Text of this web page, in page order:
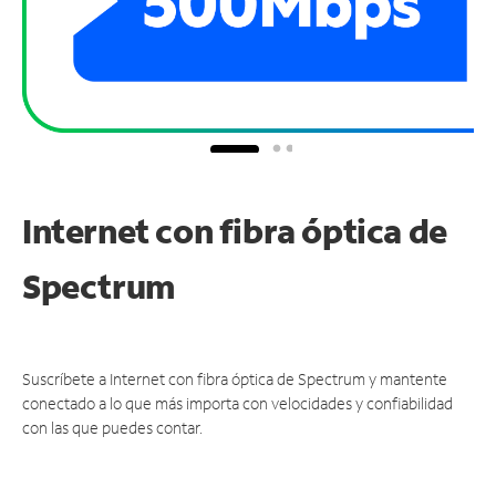
Internet con fibra óptica de
Spectrum
Suscríbete a Internet con fibra óptica de Spectrum y mantente
conectado a lo que más importa con velocidades y confiabilidad
con las que puedes contar.